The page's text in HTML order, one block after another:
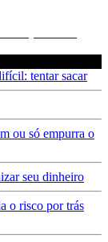
tentar sacar
ou só empurra o
seu dinheiro
o risco por trás